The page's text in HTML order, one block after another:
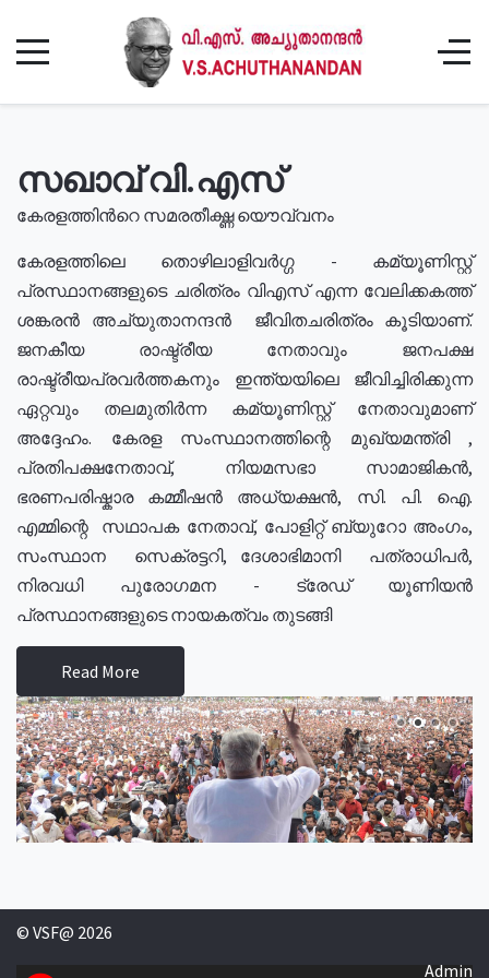
സഖാവ് വി.എസ്
കേരളത്തിൻറെ സമരതീക്ഷ്ണ യൌവ്വനം
കേരളത്തിലെ തൊഴിലാളിവർഗ്ഗ - കമ്യൂണിസ്റ്റ്
പ്രസ്ഥാനങ്ങളുടെ ചരിത്രം വിഎസ് എന്ന വേലിക്കകത്ത്
ശങ്കരൻ അച്യുതാനന്ദൻ ജീവിതചരിത്രം കൂടിയാണ്.
ജനകീയ രാഷ്ട്രീയ നേതാവും ജനപക്ഷ
രാഷ്ട്രീയപ്രവർത്തകനും ഇന്ത്യയിലെ ജീവിച്ചിരിക്കുന്ന
ഏറ്റവും തലമുതിർന്ന കമ്യൂണിസ്റ്റ് നേതാവുമാണ്
അദ്ദേഹം. കേരള സംസ്ഥാനത്തിന്റെ മുഖ്യമന്ത്രി ,
പ്രതിപക്ഷനേതാവ്, നിയമസഭാ സാമാജികൻ,
ഭരണപരിഷ്കാര കമ്മീഷൻ അധ്യക്ഷൻ, സി. പി. ഐ.
എമ്മിന്റെ സഥാപക നേതാവ്, പോളിറ്റ് ബ്യുറോ അംഗം,
സംസ്ഥാന സെക്രട്ടറി, ദേശാഭിമാനി പത്രാധിപർ,
നിരവധി പുരോഗമന - ട്രേഡ് യൂണിയൻ
പ്രസ്ഥാനങ്ങളുടെ നായകത്വം തുടങ്ങി
Read More
© VSF@ 2026
Admin